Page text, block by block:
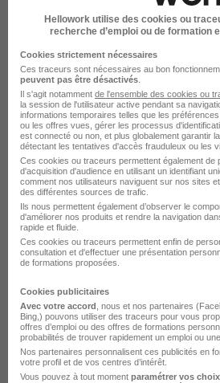
Lattes - 34 CDI 22 400 € / an
Voir l’offre
Recherches similaires
Emploi Customer service manager
Emploi SAV
Emploi Béziers
Emploi Sète
Emploi Agde
Emploi Lunel
Emploi Pézenas
Hellowork utilise des cookies ou
recherche d’emploi ou de formation
Cookies strictement nécessaires
Ces traceurs sont nécessaires au bon
peuvent pas être désactivés
Il s'agit notamment de l'ensemble des cookies ou
la session de l'utilisateur active pendant sa
informations temporaires telles que les
ou les offres vues, gérer les processus
est connecté ou non, et plus globalement garantir
détectant les tentatives d'accès frauduleux ou les
Ces cookies ou traceurs permettent également de
d'acquisition d'audience en utilisant un identifiant
comment nos utilisateurs naviguent sur nos sites
des différentes sources de trafic.
Ils nous permettent également d’observer le
d'améliorer nos produits et rendre la navigation
rapide et fluide.
Ces cookies ou traceurs permettent enfin de
consultation et d'effectuer une présentation
de formations proposées.
Cookies publicitaires
Avec votre accord , nous et nos partenaires
Bing,) pouvons utiliser des traceurs pour vous
offres d’emploi ou des offres de formations
probabilités de trouver rapidement un emploi ou
Nos partenaires personnalisent ces publicités en
votre profil et de vos centres d’intérêt.
Vous pouvez à tout moment paramétrer vos choix